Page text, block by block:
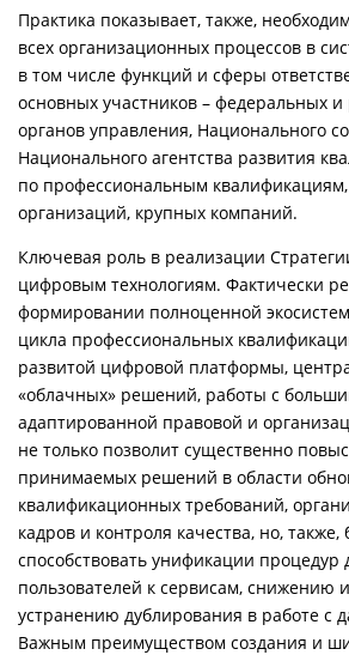
Практика показывает, также,
всех организационных процессов в
в том числе функций и сферы
основных участников – федеральных
органов управления, Национального
Национального агентства развития
по профессиональным
организаций, крупных компаний.
Ключевая роль в реализации
цифровым технологиям. Фактически
формировании полноценной
цикла профессиональных
развитой цифровой платформы,
«облачных» решений, работы с
адаптированной правовой и
не только позволит существенно
принимаемых решений в области
квалификационных требований,
кадров и контроля качества, но, также,
способствовать унификации процедур
пользователей к сервисам, снижению
устранению дублирования в работе с
Важным преимуществом создания и